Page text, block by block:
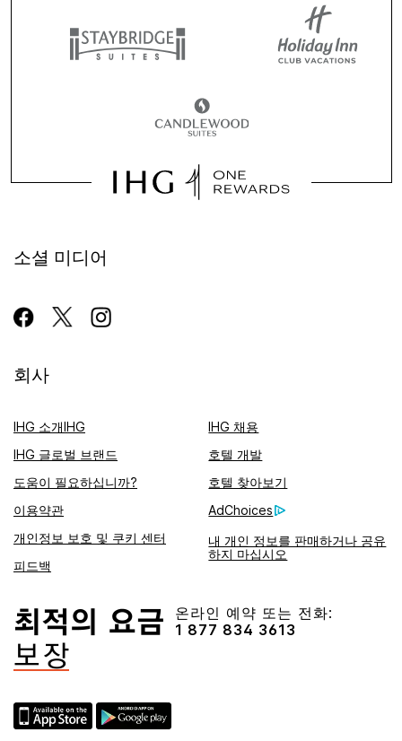
소셜 미디어
회사
IHG 소개IHG
IHG 채용
IHG 글로벌 브랜드
호텔 개발
도움이 필요하십니까?
호텔 찾아보기
이용약관
AdChoices
개인정보 보호 및 쿠키 센터
내 개인 정보를 판매하거나 공유
하지 마십시오
피드백
온라인 예약 또는 전화:
1 877 834 3613